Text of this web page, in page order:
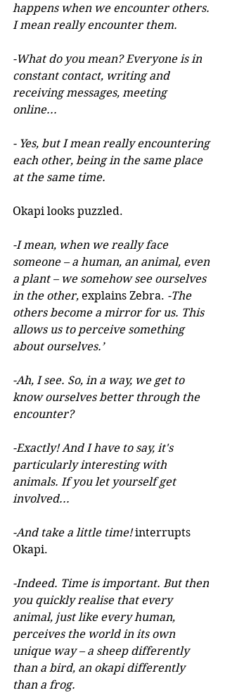
happens when we encounter others.
I mean really encounter them.
-What do you mean? Everyone is in
constant contact, writing and
receiving messages, meeting
online...
- Yes, but I mean really encountering
each other, being in the same place
at the same time.
Okapi looks puzzled.
-I mean, when we really face
someone – a human, an animal, even
a plant – we somehow see ourselves
in the other, explains Zebra. -The
others become a mirror for us. This
allows us to perceive something
about ourselves.’
-Ah, I see. So, in a way, we get to
know ourselves better through the
encounter?
-Exactly! And I have to say, it's
particularly interesting with
animals. If you let yourself get
involved...
-And take a little time! interrupts
Okapi.
-Indeed. Time is important. But then
you quickly realise that every
animal, just like every human,
perceives the world in its own
unique way – a sheep differently
than a bird, an okapi differently
than a frog.